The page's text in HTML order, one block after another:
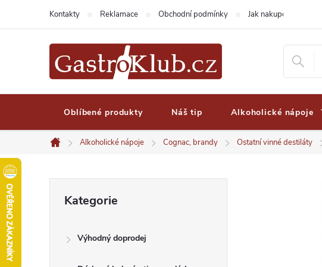
Kontakty Reklamace Obchodní podmínky Jak nakupovat
Oblíbené produkty Náš tip Alkoholické nápoje
Domů
Alkoholické nápoje Cognac, brandy Ostatní vinné destiláty
kategorie
Kategorie
Výhodný doprodej